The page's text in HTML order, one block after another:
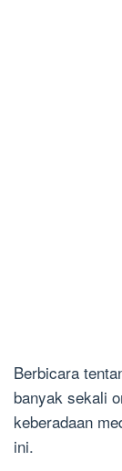
Berbicara
banyak sekali
keberadaan
ini.